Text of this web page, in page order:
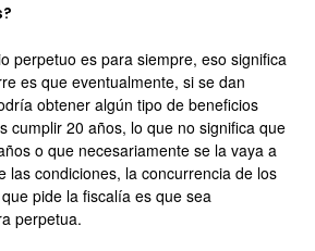
perpetuo es para siempre, eso significa
es que eventualmente, si se dan
obtener algún tipo de beneficios
cumplir 20 años, lo que no significa que
o que necesariamente se la vaya a
las condiciones, la concurrencia de los
pide la fiscalía es que sea
perpetua.